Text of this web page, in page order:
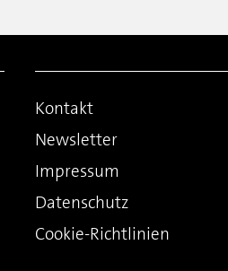
Kontakt
Newsletter
Impressum
Datenschutz
Cookie-Richtlinien